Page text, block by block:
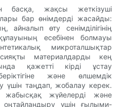
басқа, жақсы жеткізуші
бар өнімдерді жасайды:
өту сенімділігінің
есебінен болмауы
микроталшықтар
материалдарды кең
қажетті кірді ұстау
және өлшемдік
үшін таңдап, жобалау керек.
жабысқақ жүйелерді және
үшін ғылыми-